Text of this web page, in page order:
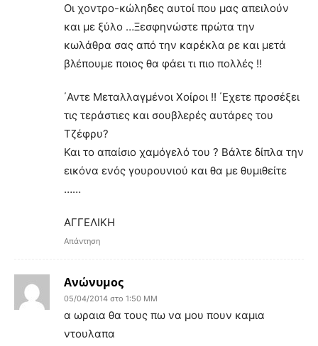
Οι χοντρο-κώληδες αυτοί που μας απειλούν
και με ξύλο …Ξεσφηνώστε πρώτα την
κωλάθρα σας από την καρέκλα ρε και μετά
βλέπουμε ποιος θα φάει τι πιο πολλές !!
΄Αντε Μεταλλαγμένοι Χοίροι !! ΄Εχετε προσέξει
τις τεράστιες και σουβλερές αυτάρες του
Τζέφρυ?
Και το απαίσιο χαμόγελό του ? Βάλτε δίπλα την
εικόνα ενός γουρουνιού και θα με θυμιθείτε
……
ΑΓΓΕΛΙΚΗ
Απάντηση
Ανώνυμος
05/04/2014 στο 1:50 ΜΜ
α ωραια θα τους πω να μου πουν καμια
ντουλαπα